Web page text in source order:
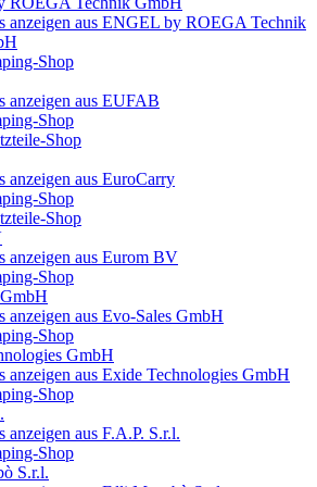
anzeigen aus ENGEL by ROEGA Technik
Shop
anzeigen aus EUFAB
Shop
Shop
anzeigen aus EuroCarry
Shop
Shop
anzeigen aus Eurom BV
Shop
anzeigen aus Evo-Sales GmbH
Shop
GmbH
anzeigen aus Exide Technologies GmbH
Shop
anzeigen aus F.A.P. S.r.l.
Shop
S.r.l.